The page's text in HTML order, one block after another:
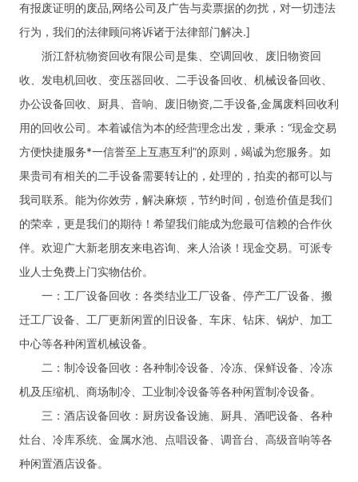
有报废证明的废品,网络公司及广告与卖票据的勿扰，对一切违法
行为，我们的法律顾问将诉诸于法律部门解决.]
浙江舒杭物资回收有限公司是集、空调回收、废旧物资回
收、发电机回收、变压器回收、二手设备回收、机械设备回收、
办公设备回收、厨具、音响、废旧物资,二手设备,金属废料回收利
用的回收公司。本着诚信为本的经营理念出发，秉承：“现金交易
方便快捷服务*一信誉至上互惠互利”的原则，竭诚为您服务。如
果贵司有相关的二手设备需要转让的，处理的，拍卖的都可以与
我司联系。能为你效劳，解决麻烦，节约时间，创造价值是我们
的荣幸，更是我们的期待！希望我们能成为您最可信赖的合作伙
伴。欢迎广大新老朋友来电咨询、来人洽谈！现金交易。可派专
业人士免费上门实物估价。
一：工厂设备回收：各类结业工厂设备、停产工厂设备、搬
迁工厂设备、工厂更新闲置的旧设备、车床、钻床、锅炉、加工
中心等各种闲置机械设备。
二：制冷设备回收：各种制冷设备、冷冻、保鲜设备、冷冻
机及压缩机、商场制冷、工业制冷设备等各种闲置制冷设备。
三：酒店设备回收：厨房设备设施、厨具、酒吧设备、各种
灶台、冷库系统、金属水池、点唱设备、调音台、高级音响等各
种闲置酒店设备。